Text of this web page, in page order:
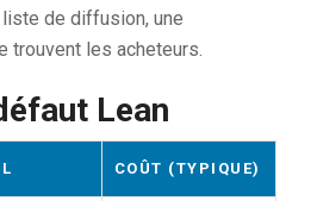
de diffusion, une
trouvent les acheteurs.
Lean
COÛT (TYPIQUE)